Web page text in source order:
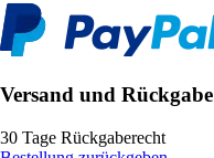
Versand und Rückgabe
30 Tage Rückgaberecht